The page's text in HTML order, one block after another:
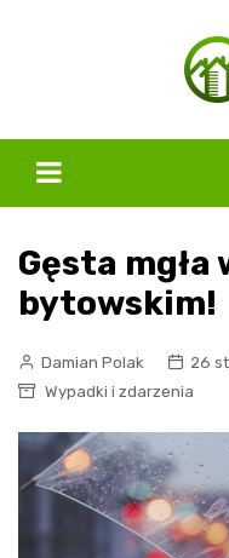
Gęsta mgła
bytowskim!
Damian Polak
26
Wypadki i zdarzenia